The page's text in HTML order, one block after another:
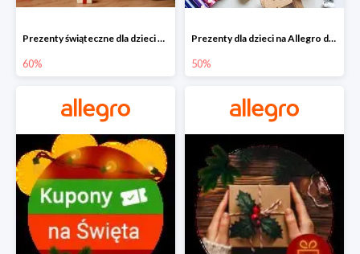
Prezenty świąteczne dla dzieci na Allegro do -60%
60%
Prezenty dla dzieci na Allegro do -50%
50%